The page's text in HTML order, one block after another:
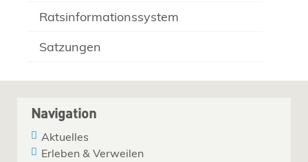
Ratsinformationssystem
Satzungen
Navigation
Aktuelles
Erleben & Verweilen